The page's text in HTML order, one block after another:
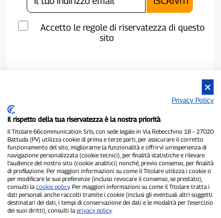
Accetto le regole di riservatezza di questo
sito
P300.it è una Testata Giornalistica indipendente
Registrazione numero 1/2021 del 1/2/2021 - Tribunale di Pavia
Proprietario ed editore:66communication Srls- P.IVA
02798890188
Direttore Responsabile:Alessandro Secchi- Vicedirettore:Federico
Benedusi
Privacy Policy
Il rispetto della tua riservatezza è la nostra priorità
Il Titolare 66communication Srls, con sede legale in Via Rebecchino 18 – 27020
Battuda (PV) utilizza cookie di prima e terze parti, per assicurare il corretto
funzionamento del sito, migliorarne la funzionalità e offrirvi un’esperienza di
navigazione personalizzata (cookie tecnici), per finalità statistiche e rilevare
l’audience del nostro sito (cookie analitici) nonché, previo consenso, per finalità
di profilazione. Per maggiori informazioni su come il Titolare utilizza i cookie o
per modificare le sue preferenze (incluso revocare il consenso, se prestato),
consulti la cookie policy. Per maggiori informazioni su come il Titolare tratta i
dati personali anche raccolti tramite i cookie (inclusi gli eventuali altri soggetti
destinatari dei dati, i tempi di conservazione dei dati e le modalità per l’esercizio
dei suoi diritti), consulti la privacy policy.